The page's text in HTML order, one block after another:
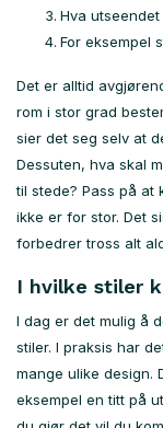
Hva
For eksempel
Det er alltid
rom i stor grad
sier det seg selv at
Dessuten, hva skal
til stede? Pass på at
ikke er for stor. Det
forbedrer tross alt
I hvilke stiler
I dag er det mulig å
stiler. I praksis har
mange ulike design.
eksempel en titt på